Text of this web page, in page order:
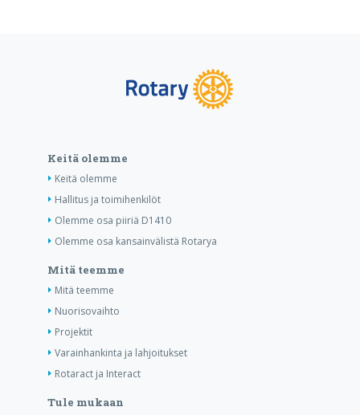
Keitä olemme
Keitä olemme
Hallitus ja toimihenkilöt
Olemme osa piiriä D1410
Olemme osa kansainvälistä Rotarya
Mitä teemme
Mitä teemme
Nuorisovaihto
Projektit
Varainhankinta ja lahjoitukset
Rotaract ja Interact
Tule mukaan